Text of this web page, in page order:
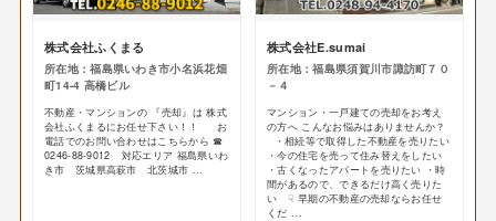
株式会社ふくまる
所在地：福島県いわき市小名浜花畑
町14-4 高橋ビル
不動産・マンションの 『売却』は 株式
会社ふくまるにお任せ下さい！！ お
電話でのお問い合わせはこちらから ☎
0246-88-9012 対応エリア 福島県いわ
き市 茨城県高萩市 北茨城市 ...
株式会社E.sumai
所在地：福島県須賀川市諏訪町７０
－４
マンション・一戸建ての売却をお考え
の方へ こんなお悩みはありませんか？
・相続等で取得した不動産を売りたい
・今の住宅を売って住み替えをしたい
・古くなったアパートを売りたい ・時
間があるので、できるだけ高く売りた
い ☟ 早期の不動産の売却ならお任せ
くだ ...